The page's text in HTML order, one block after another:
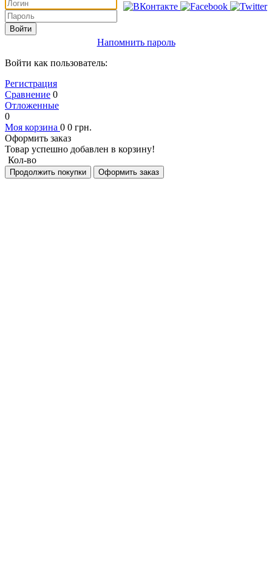
Войти
Напомнить пароль
Войти как пользователь:
Регистрация
Сравнение 0
Отложенные
0
Моя корзина 0 0 грн.
Оформить заказ
Товар успешно добавлен в корзину!
Кол-во
Продолжить покупки Оформить заказ